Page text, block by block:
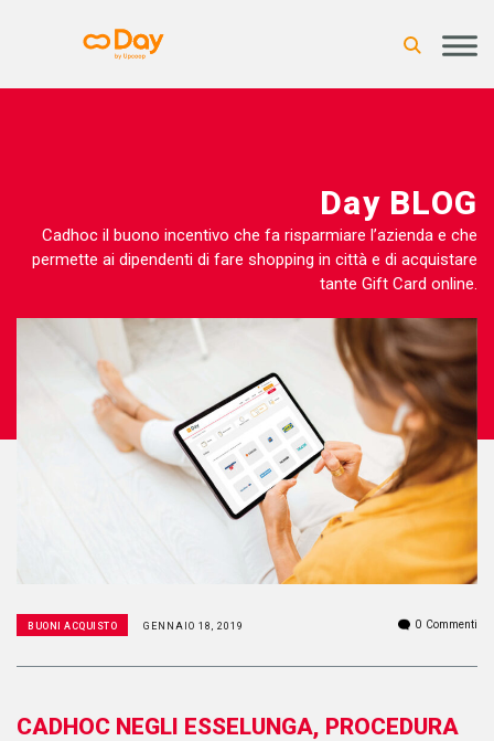
Day BLOG
Cadhoc il buono incentivo che fa risparmiare l’azienda e che
permette ai dipendenti di fare shopping in città e di acquistare
tante Gift Card online.
BUONI ACQUISTO GENNAIO 18, 2019 0 Commenti
CADHOC NEGLI ESSELUNGA, PROCEDURA